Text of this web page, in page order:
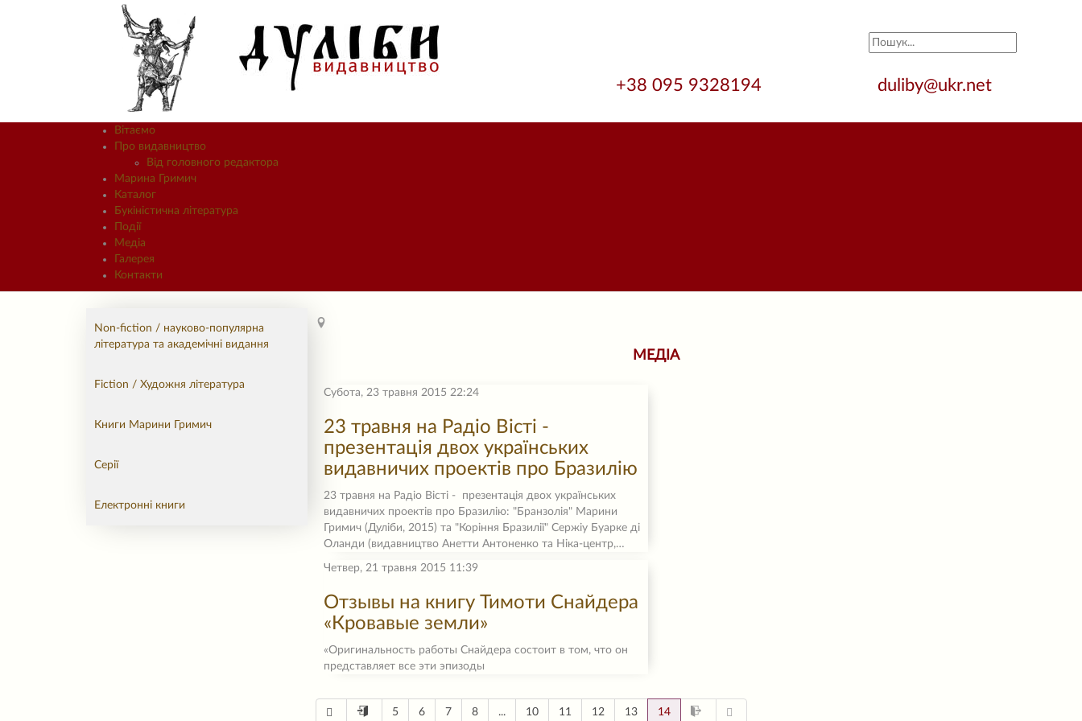
+38 095 9328194 duliby@ukr.net
Вітаємо
Про видавництво
Від головного редактора
Марина Гримич
Каталог
Букіністична література
Події
Медіа
Галерея
Контакти
Non-fiction / науково-популярна
література та академічні видання
Fiction / Художня література
Книги Марини Гримич
Серії
Електронні книги
МЕДІА
Субота, 23 травня 2015 22:24
23 травня на Радіо Вісті -
презентація двох українських
видавничих проектів про Бразилію
23 травня на Радіо Вісті - презентація двох українських
видавничих проектів про Бразилію: "Бранзолія" Марини
Гримич (Дуліби, 2015) та "Коріння Бразилії" Сержіу Буарке ді
Оланди (видавництво Анетти Антоненко та Ніка-центр,…
Четвер, 21 травня 2015 11:39
Oтзывы на книгу Тимоти Снайдера
«Кровавые земли»
«Оригинальность работы Снайдера состоит в том, что он
представляет все эти эпизоды
5 6 7 8 ... 10 11 12 13 14